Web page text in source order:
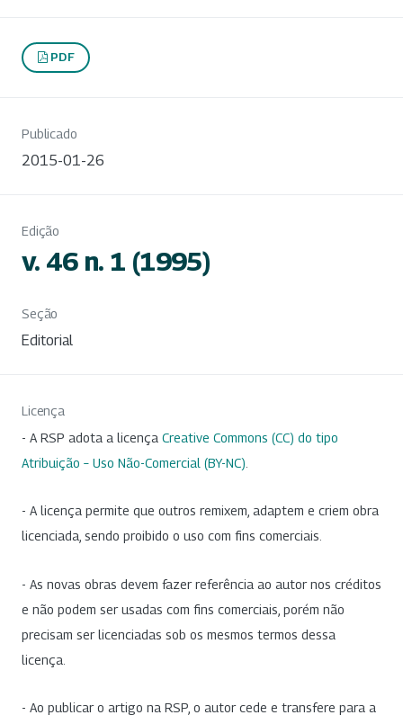
PDF
Publicado
2015-01-26
Edição
v. 46 n. 1 (1995)
Seção
Editorial
Licença
- A RSP adota a licença Creative Commons (CC) do tipo
Atribuição – Uso Não-Comercial (BY-NC)
- A licença permite que outros remixem, adaptem e criem obra
licenciada, sendo proibido o uso com fins comerciais.
- As novas obras devem fazer referência ao autor nos créditos
e não podem ser usadas com fins comerciais, porém não
precisam ser licenciadas sob os mesmos termos dessa
licença.
- Ao publicar o artigo na RSP, o autor cede e transfere para a